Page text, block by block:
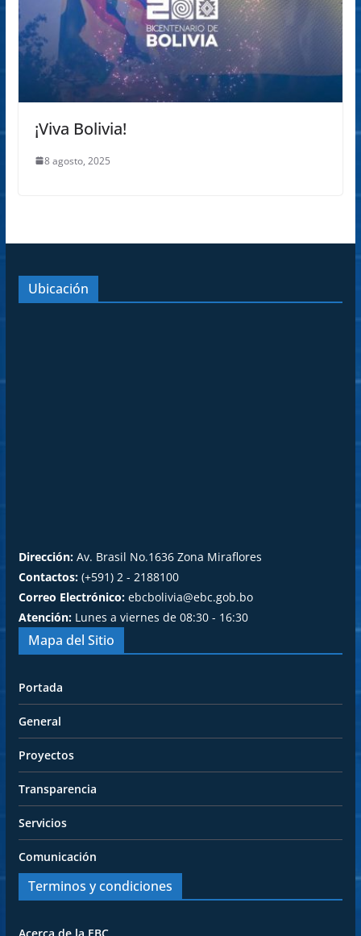
¡Viva Bolivia!
8 agosto, 2025
Ubicación
Dirección: Av. Brasil No.1636 Zona Miraflores
Contactos:(+591) 2 - 2188100
Correo Electrónico:ebcbolivia@ebc.gob.bo
Atención:Lunes a viernes de 08:30 - 16:30
Mapa del Sitio
Portada
General
Proyectos
Transparencia
Servicios
Comunicación
Terminos y condiciones
Acerca de la EBC